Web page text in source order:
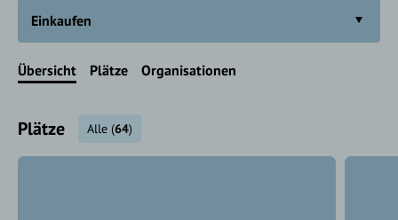
Einkaufen
Übersicht Plätze Organisationen
Plätze Alle (64)